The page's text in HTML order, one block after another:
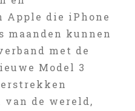
Apple die iPhone
maanden kunnen
met de
Model 3
van de wereld,